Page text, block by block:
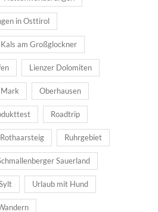
in Osttirol
Kals am Großglockner
Lienzer Dolomiten
Oberhausen
Roadtrip
Rothaarsteig Ruhrgebiet
Sauerland
Urlaub mit Hund